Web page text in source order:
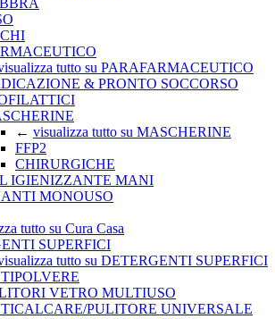
tutto su PARAFARMACEUTICO
& PRONTO SOCCORSO
← visualizza tutto su MASCHERINE
FFP2
CHIRURGICHE
IGIENIZZANTE MANI
MONOUSO
tutto su Cura Casa
SUPERFICI
tutto su DETERGENTI SUPERFICI
VETRO MULTIUSO
PULITORE UNIVERSALE